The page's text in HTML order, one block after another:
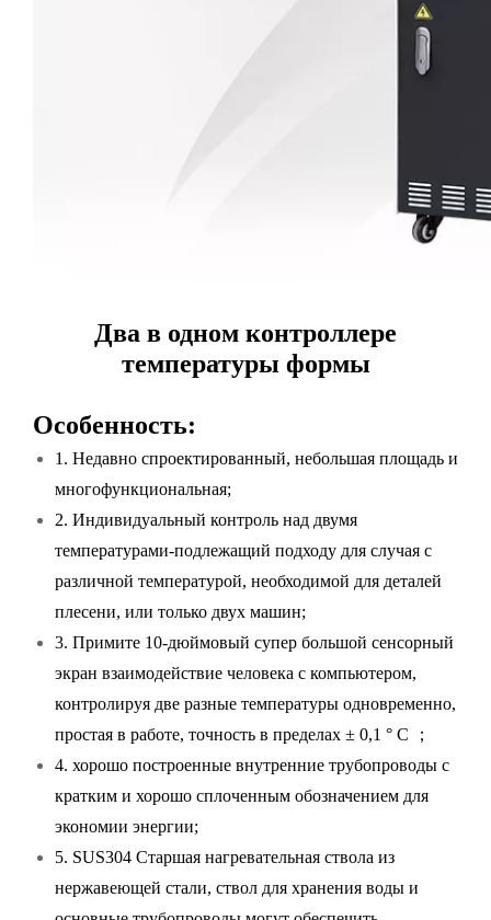
Два в одном контроллере
температуры формы
Особенность:
1. Недавно спроектированный, небольшая площадь и
многофункциональная;
2. Индивидуальный контроль над двумя
температурами-подлежащий подходу для случая с
различной температурой, необходимой для деталей
плесени, или только двух машин;
3. Примите 10-дюймовый супер большой сенсорный
экран взаимодействие человека с компьютером,
контролируя две разные температуры одновременно,
простая в работе, точность в пределах ± 0,1 ° C ；
4. хорошо построенные внутренние трубопроводы с
кратким и хорошо сплоченным обозначением для
экономии энергии;
5. SUS304 Старшая нагревательная ствола из
нержавеющей стали, ствол для хранения воды и